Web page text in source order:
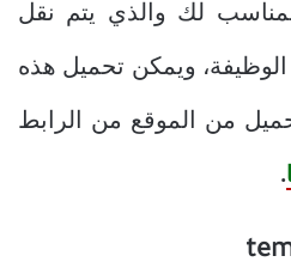
لك والذي يتم نقل
ويمكن تحميل هذه
من الموقع من الرابط
.